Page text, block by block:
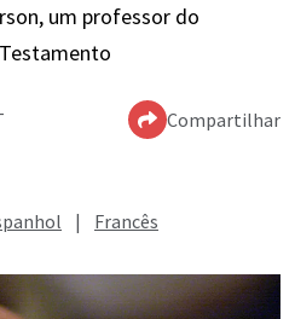
um professor do
Compartilhar
| Francês